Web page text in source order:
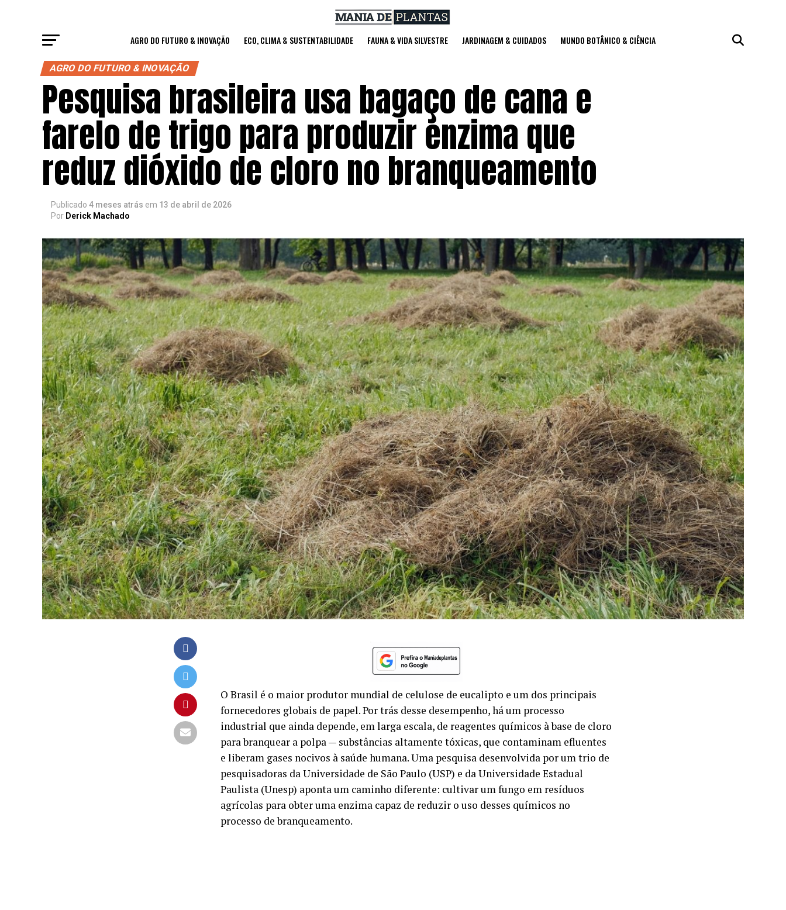
AGRO DO FUTURO & INOVAÇÃO ECO, CLIMA & SUSTENTABILIDADE FAUNA & VIDA SILVESTRE JARDINAGEM & CUIDADOS MUNDO BOTÂNICO & CIÊNCIA
AGRO DO FUTURO & INOVAÇÃO
Pesquisa brasileira usa bagaço de cana e
farelo de trigo para produzir enzima que
reduz dióxido de cloro no branqueamento
Publicado 4 meses atrás em 13 de abril de 2026
Por Derick Machado
O Brasil é o maior produtor mundial de celulose de eucalipto e um dos principais
fornecedores globais de papel. Por trás desse desempenho, há um processo
industrial que ainda depende, em larga escala, de reagentes químicos à base de cloro
para branquear a polpa — substâncias altamente tóxicas, que contaminam efluentes
e liberam gases nocivos à saúde humana. Uma pesquisa desenvolvida por um trio de
pesquisadoras da Universidade de São Paulo (USP) e da Universidade Estadual
Paulista (Unesp) aponta um caminho diferente: cultivar um fungo em resíduos
agrícolas para obter uma enzima capaz de reduzir o uso desses químicos no
processo de branqueamento.